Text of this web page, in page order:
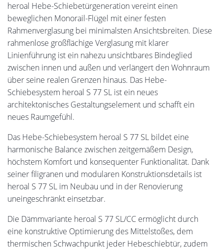
heroal Hebe-Schiebetürgeneration vereint einen
beweglichen Monorail-Flügel mit einer festen
Rahmenverglasung bei minimalsten Ansichtsbreiten. Diese
rahmenlose großflächige Verglasung mit klarer
Linienführung ist ein nahezu unsichtbares Bindeglied
zwischen innen und außen und verlängert den Wohnraum
über seine realen Grenzen hinaus. Das Hebe-
Schiebesystem heroal S 77 SL ist ein neues
architektonisches Gestaltungselement und schafft ein
neues Raumgefühl.
Das Hebe-Schiebesystem heroal S 77 SL bildet eine
harmonische Balance zwischen zeitgemäßem Design,
höchstem Komfort und konsequenter Funktionalität. Dank
seiner filigranen und modularen Konstruktionsdetails ist
heroal S 77 SL im Neubau und in der Renovierung
uneingeschränkt einsetzbar.
Die Dämmvariante heroal S 77 SL/CC ermöglicht durch
eine konstruktive Optimierung des Mittelstoßes, dem
thermischen Schwachpunkt jeder Hebeschiebtür, zudem